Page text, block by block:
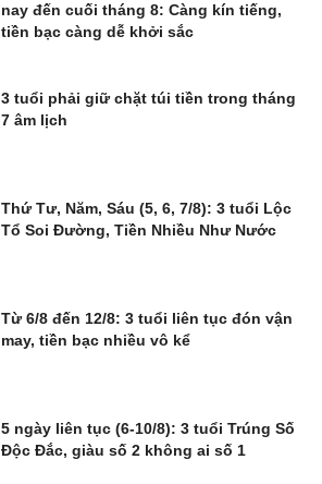
nay đến cuối tháng 8: Càng kín tiếng,
tiền bạc càng dễ khởi sắc
3 tuổi phải giữ chặt túi tiền trong tháng
7 âm lịch
Thứ Tư, Năm, Sáu (5, 6, 7/8): 3 tuổi Lộc
Tổ Soi Đường, Tiền Nhiều Như Nước
Từ 6/8 đến 12/8: 3 tuổi liên tục đón vận
may, tiền bạc nhiều vô kể
5 ngày liên tục (6-10/8): 3 tuổi Trúng Số
Độc Đắc, giàu số 2 không ai số 1